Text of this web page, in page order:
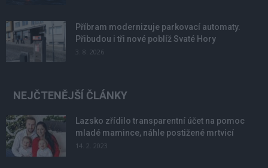
Příbram modernizuje parkovací automaty.
Přibudou i tři nové poblíž Svaté Hory
3. 8. 2026
NEJČTENĚJŠÍ ČLÁNKY
Lazsko zřídilo transparentní účet na pomoc
mladé mamince, náhle postižené mrtvicí
14. 2. 2023